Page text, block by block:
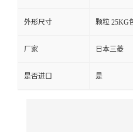
外形尺寸 颗粒 25KG
厂家 日本三菱
是否进口 是